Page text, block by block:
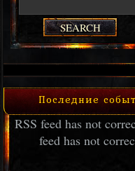
Последние
RSS feed has not
feed has not